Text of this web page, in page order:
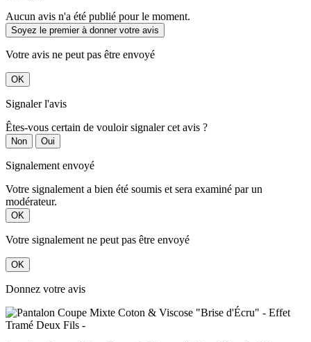
Aucun avis n'a été publié pour le moment.
Soyez le premier à donner votre avis
Votre avis ne peut pas être envoyé
OK
Signaler l'avis
Êtes-vous certain de vouloir signaler cet avis ?
Non Oui
Signalement envoyé
Votre signalement a bien été soumis et sera examiné par un
modérateur.
OK
Votre signalement ne peut pas être envoyé
OK
Donnez votre avis